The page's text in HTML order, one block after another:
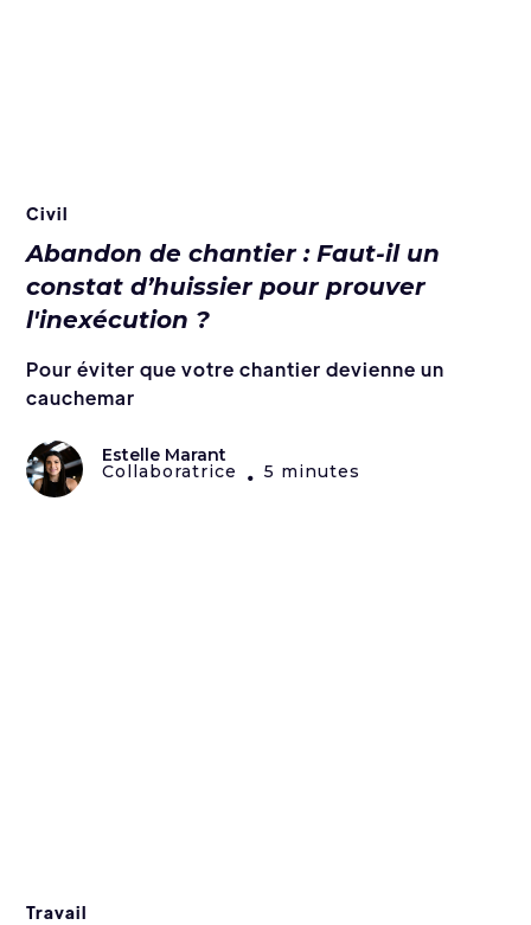
Civil
Abandon de chantier : Faut-il un
constat d’huissier pour prouver
l'inexécution ?
Pour éviter que votre chantier devienne un
cauchemar
Estelle Marant
Collaboratrice • 5 minutes
Travail